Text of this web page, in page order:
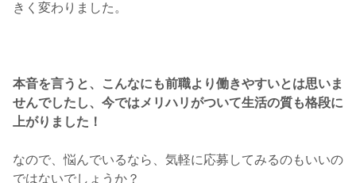
きく変わりました。
本音を言うと、こんなにも前職より働きやすいとは思いま
せんでしたし、今ではメリハリがついて生活の質も格段に
上がりました！
なので、悩んでいるなら、気軽に応募してみるのもいいの
ではないでしょうか？